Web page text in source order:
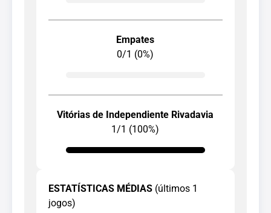
Empates
0/1 (0%)
Vitórias de Independiente Rivadavia
1/1 (100%)
ESTATÍSTICAS MÉDIAS (últimos 1
jogos)